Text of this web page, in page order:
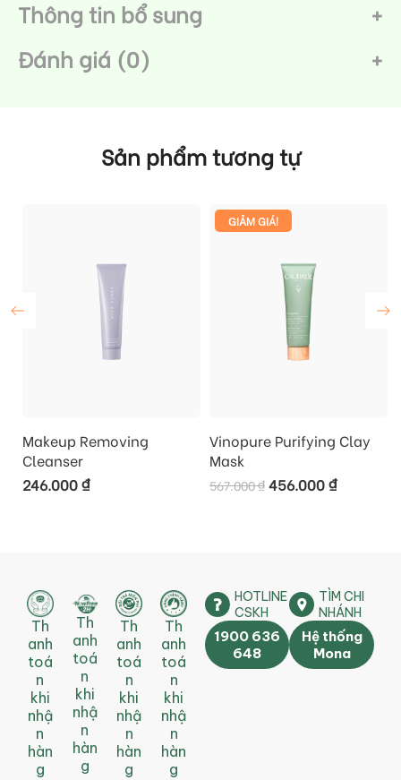
Thông tin bổ sung
Đánh giá (0)
Sản phẩm tương tự
Makeup Removing
Cleanser
246.000₫
GIẢM GIÁ!
Vinopure Purifying Clay
Mask
567.000₫456.000₫
Th
anh
toá
n
khi
nhậ
n
hàn
g
Th
anh
toá
n
khi
nhậ
n
hàn
g
Th
anh
toá
n
khi
nhậ
n
hàn
g
Th
anh
toá
n
khi
nhậ
n
hàn
g
HOTLINE
CSKH
1900 636
648
TÌM CHI
NHÁNH
Hệ thống
Mona